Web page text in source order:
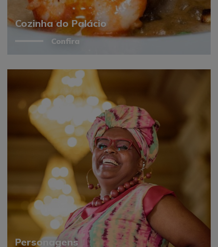
Cozinha do Palácio
Confira
Personagens